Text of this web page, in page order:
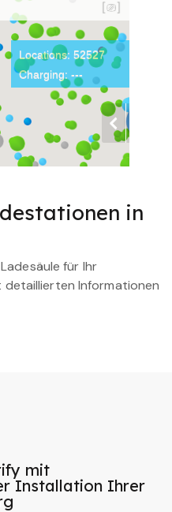
in
für Ihr
detaillierten Informationen
mit
Installation Ihrer